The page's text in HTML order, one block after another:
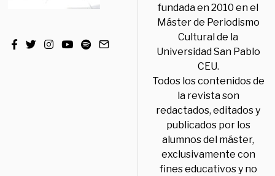
fundada en 2010 en el
Máster de Periodismo
Cultural de la
Universidad San Pablo
CEU.
Todos los contenidos de
la revista son
redactados, editados y
publicados por los
alumnos del máster,
exclusivamente con
fines educativos y no